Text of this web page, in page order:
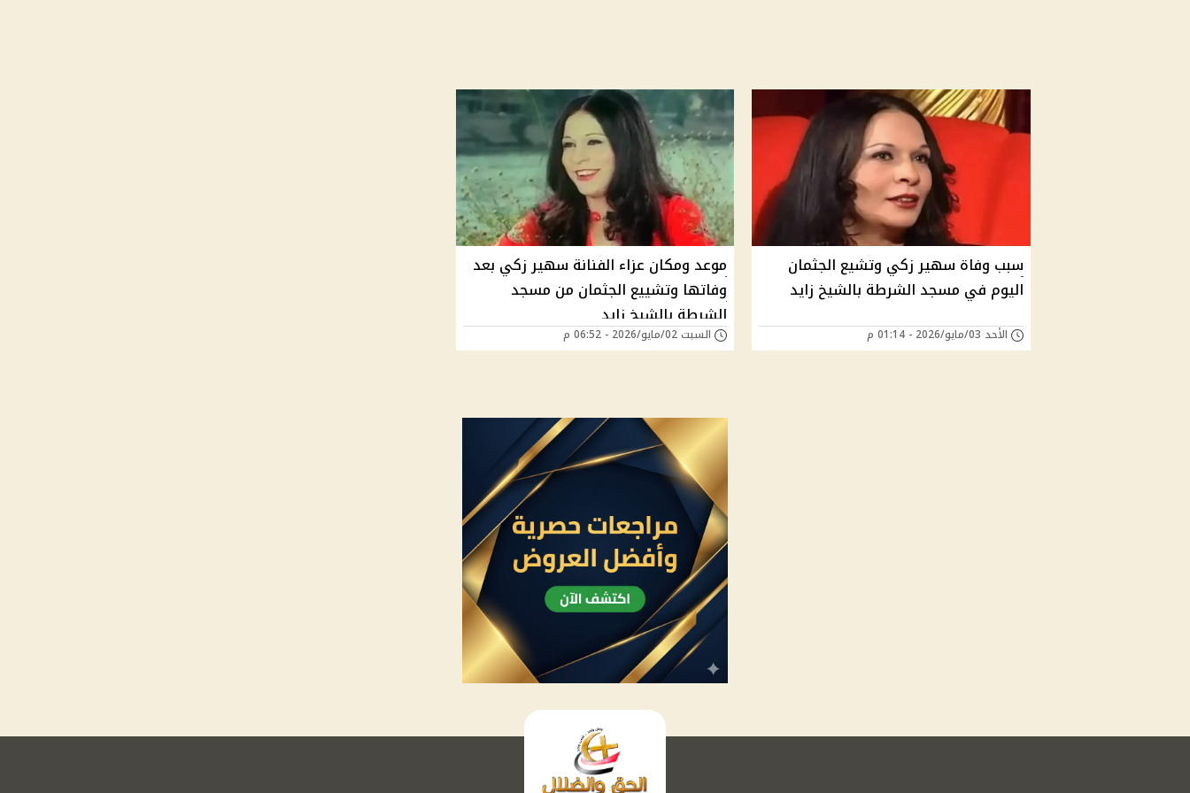
سبب وفاة سهير زكي وتشيع الجثمان
اليوم في مسجد الشرطة بالشيخ زايد
الأحد 03/مايو/2026 - 01:14 م
موعد ومكان عزاء الفنانة سهير زكي بعد
وفاتها وتشييع الجثمان من مسجد
الشرطة بالشيخ زايد
السبت 02/مايو/2026 - 06:52 م